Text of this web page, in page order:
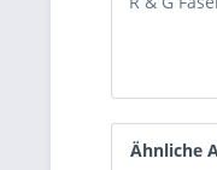
Ähnliche